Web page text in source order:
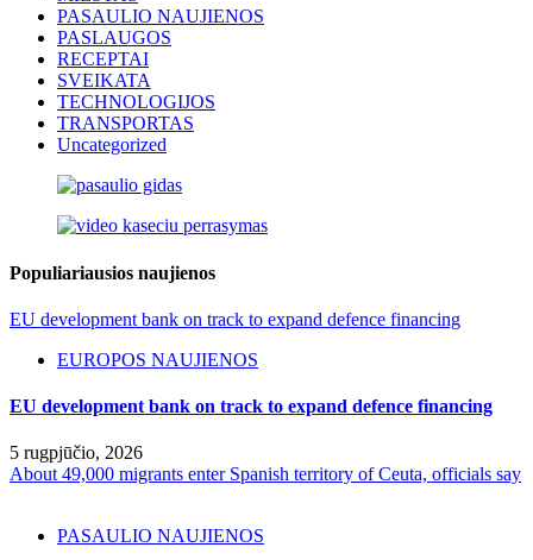
PASAULIO NAUJIENOS
PASLAUGOS
RECEPTAI
SVEIKATA
TECHNOLOGIJOS
TRANSPORTAS
Uncategorized
Populiariausios naujienos
EU development bank on track to expand defence financing
EUROPOS NAUJIENOS
EU development bank on track to expand defence financing
5 rugpjūčio, 2026
About 49,000 migrants enter Spanish territory of Ceuta, officials say
PASAULIO NAUJIENOS